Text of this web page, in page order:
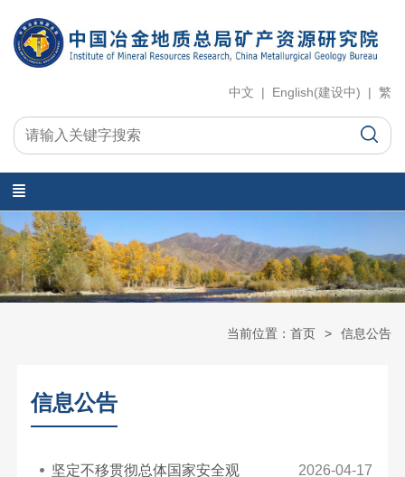
中文 | English(建设中) | 繁
当前位置：首页 信息公告
信息公告
坚定不移贯彻总体国家安全观 2026-04-17